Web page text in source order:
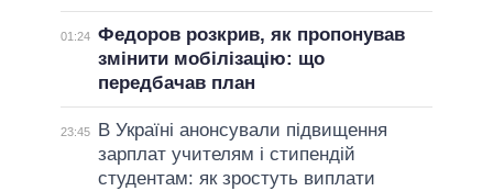
01:24 Федоров розкрив, як пропонував
змінити мобілізацію: що
передбачав план
23:45
В Україні анонсували підвищення
зарплат учителям і стипендій
студентам: як зростуть виплати